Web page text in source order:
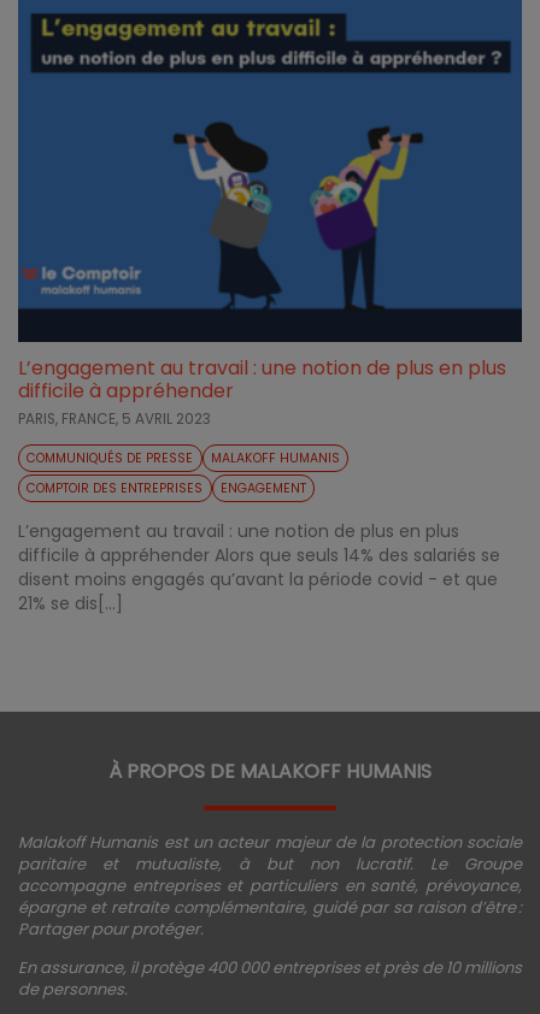
L’engagement au travail : une notion de plus en plus
difficile à appréhender
PARIS, FRANCE, 5 AVRIL 2023
COMMUNIQUÉS DE PRESSE
MALAKOFF HUMANIS
COMPTOIR DES ENTREPRISES
ENGAGEMENT
L’engagement au travail : une notion de plus en plus
difficile à appréhender Alors que seuls 14% des salariés se
disent moins engagés qu’avant la période covid - et que
21% se dis[...]
À PROPOS DE MALAKOFF HUMANIS
Malakoff Humanis est un acteur majeur de la protection sociale
paritaire et mutualiste, à but non lucratif. Le Groupe
accompagne entreprises et particuliers en santé, prévoyance,
épargne et retraite complémentaire, guidé par sa raison d’être :
Partager pour protéger.
En assurance, il protège 400 000 entreprises et près de 10 millions
de personnes.